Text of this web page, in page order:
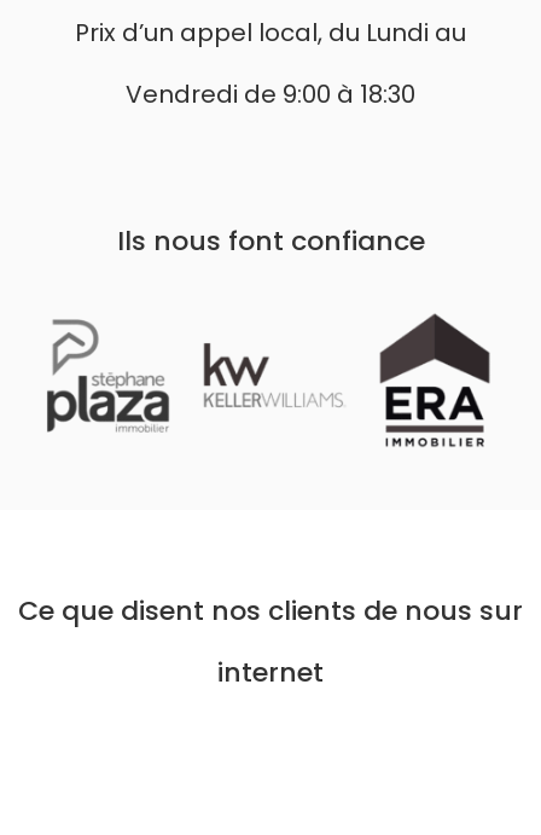
Prix d’un appel local, du Lundi au
Vendredi de 9:00 à 18:30
Ils nous font confiance
Ce que disent nos clients de nous sur
internet